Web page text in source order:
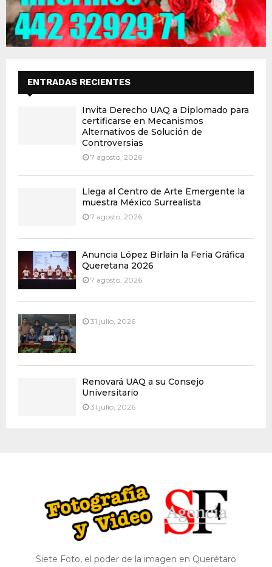
ENTRADAS RECIENTES
Invita Derecho UAQ a Diplomado para
certificarse en Mecanismos
Alternativos de Solución de
Controversias
7 agosto, 2026
Llega al Centro de Arte Emergente la
muestra México Surrealista
7 agosto, 2026
Anuncia López Birlain la Feria Gráfica
Queretana 2026
7 agosto, 2026
31 julio, 2026
Renovará UAQ a su Consejo
Universitario
31 julio, 2026
Siete Foto, el poder de la imagen en Querétaro